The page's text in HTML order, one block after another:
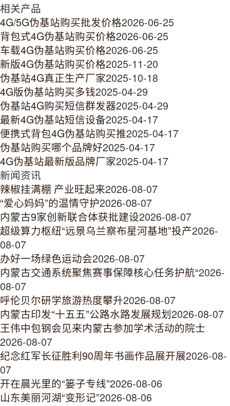
相关产品
4G/5G伪基站购买批发价格2026-06-25
背包式4G伪基站购买价格2026-06-25
车载4G伪基站购买价格2026-06-25
新版4G伪基站购买价格2025-11-20
伪基站4G真正生产厂家2025-10-18
4G版伪基站购买多钱2025-04-29
伪基站4G购买短信群发器2025-04-29
最新4G伪基站短信设备2025-04-17
便携式背包4G伪基站购买推2025-04-17
伪基站购买哪个品牌好2025-04-17
4G伪基站最新版品牌厂家2025-04-17
新闻资讯
辣椒挂满棚 产业旺起来2026-08-07
“爱心妈妈”的温情守护2026-08-07
内蒙古9家创新联合体获批建设2026-08-07
超级算力枢纽“远景乌兰察布星河基地”投产2026-
08-07
办好一场绿色运动会2026-08-07
内蒙古交通系统聚焦赛事保障核心任务护航“2026-
08-07
呼伦贝尔研学旅游热度攀升2026-08-07
内蒙古印发“十五五”公路水路发展规划2026-08-07
王伟中包钢会见来内蒙古参加学术活动的院士
2026-08-07
纪念红军长征胜利90周年书画作品展开展2026-08-
07
开在晨光里的“篓子专线”2026-08-06
山东美丽河湖“变形记”2026-08-06